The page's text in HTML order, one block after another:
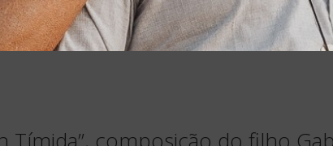
Tímida”, composição do filho